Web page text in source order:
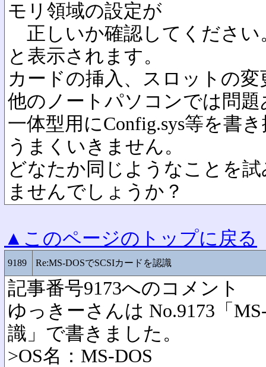
モリ領域の設定が
正しいか確認してください
と表示されます。
カードの挿入、スロットの
他のノートパソコンでは問
一体型用にConfig.sys等を書
うまくいきません。
どなたか同じようなことを
ませんでしょうか？
▲このページのトップに戻る
9189 Re:MS-DOSでSCSIカードを認識
記事番号9173へのコメント
ゆっきーさんは No.9173「
識」で書きました。
>OS名：MS-DOS